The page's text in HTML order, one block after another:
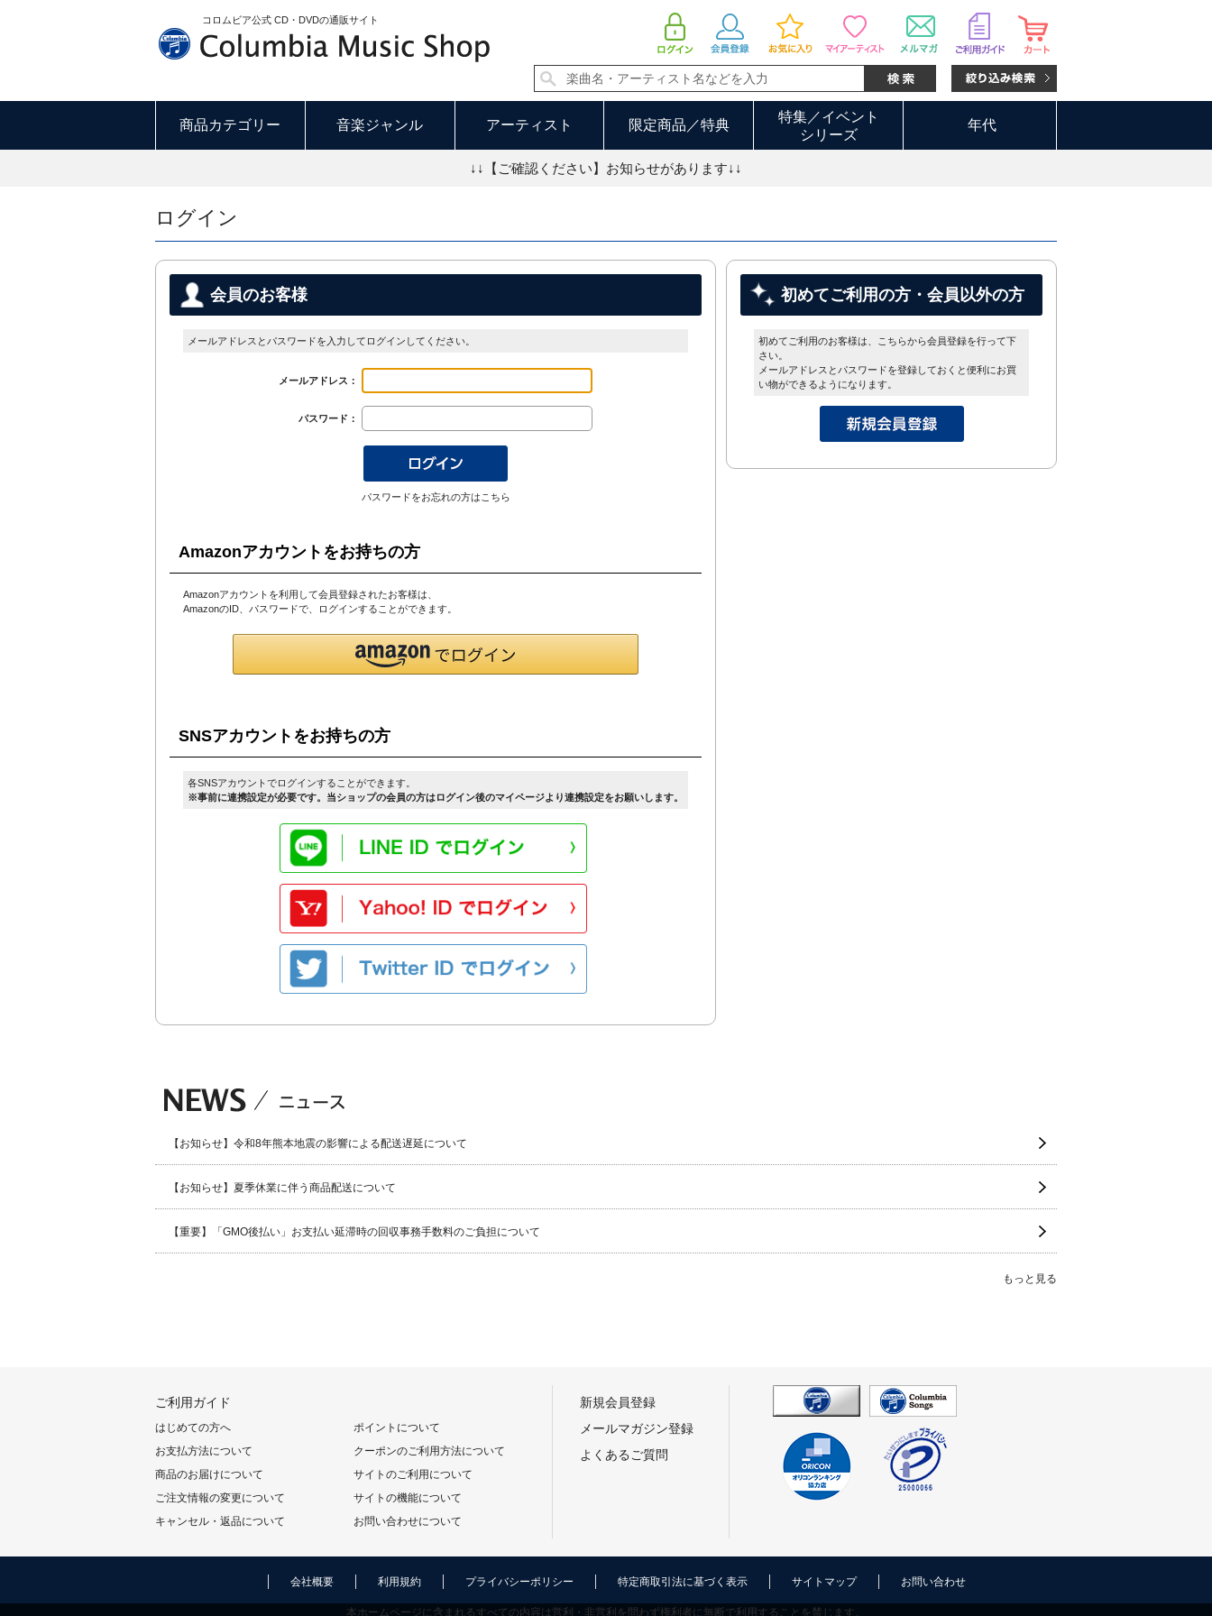
コロムビア公式 CD・DVDの通販サイト
商品カテゴリー 音楽ジャンル アーティスト 限定商品／特典
特集／イベント
シリーズ
年代
↓↓【ご確認ください】お知らせがあります↓↓
ログイン
会員のお客様
メールアドレスとパスワードを入力してログインしてください。
メールアドレス：
パスワード：
パスワードをお忘れの方はこちら
Amazonアカウントをお持ちの方
Amazonアカウントを利用して会員登録されたお客様は、
AmazonのID、パスワードで、ログインすることができます。
SNSアカウントをお持ちの方
各SNSアカウントでログインすることができます。
※事前に連携設定が必要です。当ショップの会員の方はログイン後のマイページより連携設定をお願いします。
初めてご利用の方・会員以外の方
初めてご利用のお客様は、こちらから会員登録を行って下
さい。
メールアドレスとパスワードを登録しておくと便利にお買
い物ができるようになります。
【お知らせ】令和8年熊本地震の影響による配送遅延について
【お知らせ】夏季休業に伴う商品配送について
【重要】「GMO後払い」お支払い延滞時の回収事務手数料のご負担について
もっと見る
ご利用ガイド
はじめての方へ
お支払方法について
商品のお届けについて
ご注文情報の変更について
キャンセル・返品について
ポイントについて
クーポンのご利用方法について
サイトのご利用について
サイトの機能について
お問い合わせについて
新規会員登録
メールマガジン登録
よくあるご質問
会社概要 利用規約 プライバシーポリシー 特定商取引法に基づく表示 サイトマップ お問い合わせ
本ホームページに含まれるすべての内容は営利・非営利を問わず権利者に無断で利用することを禁じます。